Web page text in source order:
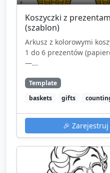
Koszyczki z
(szablon)
Arkusz z kolorowymi
1 do 6 prezentów
—...
Template
baskets
gifts
🎉 Zarejestruj